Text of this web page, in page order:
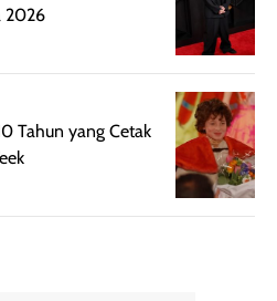
2026
Tahun yang Cetak